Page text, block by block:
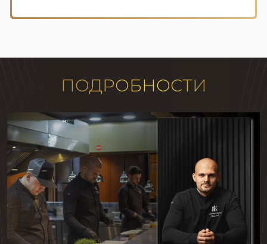
ПОДРОБНОСТИ